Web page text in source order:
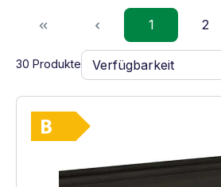
Seite
1 2
30 Produkte